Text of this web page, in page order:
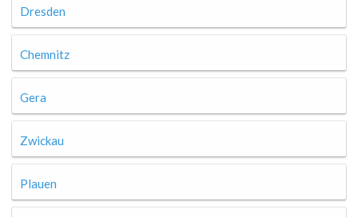
Dresden
Chemnitz
Gera
Zwickau
Plauen